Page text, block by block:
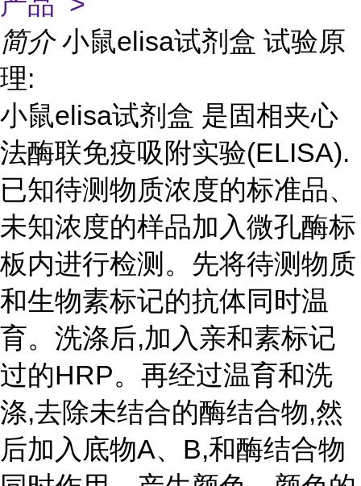
简介 小鼠elisa试剂盒 试验原
理:
小鼠elisa试剂盒 是固相夹心
法酶联免疫吸附实验(ELISA).
已知待测物质浓度的标准品、
未知浓度的样品加入微孔酶标
板内进行检测。先将待测物质
和生物素标记的抗体同时温
育。洗涤后,加入亲和素标记
过的HRP。再经过温育和洗
涤,去除未结合的酶结合物,然
后加入底物A、B,和酶结合物